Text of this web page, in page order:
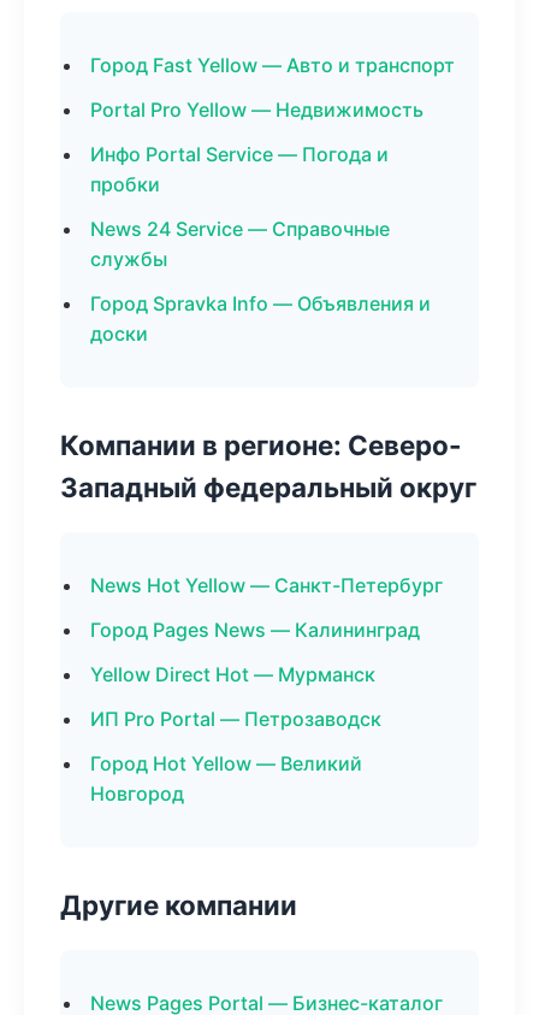
Город Fast Yellow — Авто и транспорт
Portal Pro Yellow — Недвижимость
Инфо Portal Service — Погода и
пробки
News 24 Service — Справочные
службы
Город Spravka Info — Объявления и
доски
Компании в регионе: Северо-
Западный федеральный округ
News Hot Yellow — Санкт-Петербург
Город Pages News — Калининград
Yellow Direct Hot — Мурманск
ИП Pro Portal — Петрозаводск
Город Hot Yellow — Великий
Новгород
Другие компании
News Pages Portal — Бизнес-каталог